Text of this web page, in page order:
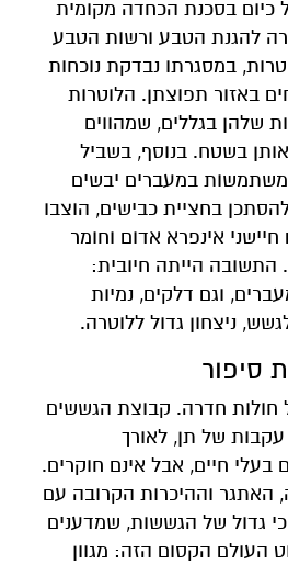
כיום בסכנת הכחדה מקומית
להגנת הטבע ורשות הטבע
במסגרתו נבדקת נוכחות
באזור תפוצתן. הלוטרות
שלהן בגללים, שמהווים
בשטח. בנוסף, בשביל
במעברים יבשים
בחציית כבישים, הוצבו
אינפרא אדום וחומר
הייתה חיובית:
וגם דלקים, נמיות
ניצחון גדול ללוטרה.
סיפור
חולות חדרה. קבוצת הגששים
של תן, לאורך
בעלי חיים, אבל אינם חוקרים.
האתגר וההיכרות הקרובה עם
גדול של הגששות, שמדענים
העולם הקסום הזה: מגוון